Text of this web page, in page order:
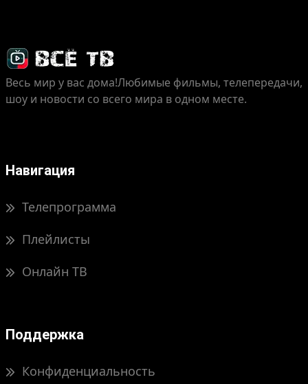
Весь мир у вас дома!Любимые фильмы, телепередачи,
шоу и новости со всего мира в одном месте.
Навигация
Телепрограмма
Плейлисты
Онлайн ТВ
Поддержка
Конфиденциальность